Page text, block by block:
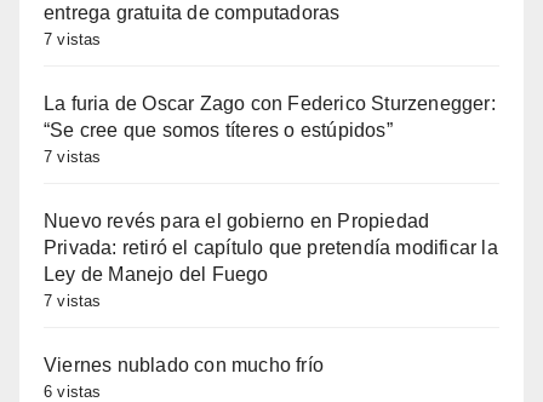
entrega gratuita de computadoras
7 vistas
La furia de Oscar Zago con Federico Sturzenegger:
“Se cree que somos títeres o estúpidos”
7 vistas
Nuevo revés para el gobierno en Propiedad
Privada: retiró el capítulo que pretendía modificar la
Ley de Manejo del Fuego
7 vistas
Viernes nublado con mucho frío
6 vistas